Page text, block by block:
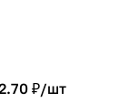
₽/шт